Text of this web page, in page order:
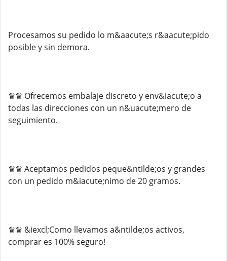
Procesamos su pedido lo m&aacute;s r&aacute;pido
posible y sin demora.
♛♛ Ofrecemos embalaje discreto y env&iacute;o a
todas las direcciones con un n&uacute;mero de
seguimiento.
♛♛ Aceptamos pedidos peque&ntilde;os y grandes
con un pedido m&iacute;nimo de 20 gramos.
♛♛ &iexcl;Como llevamos a&ntilde;os activos,
comprar es 100% seguro!